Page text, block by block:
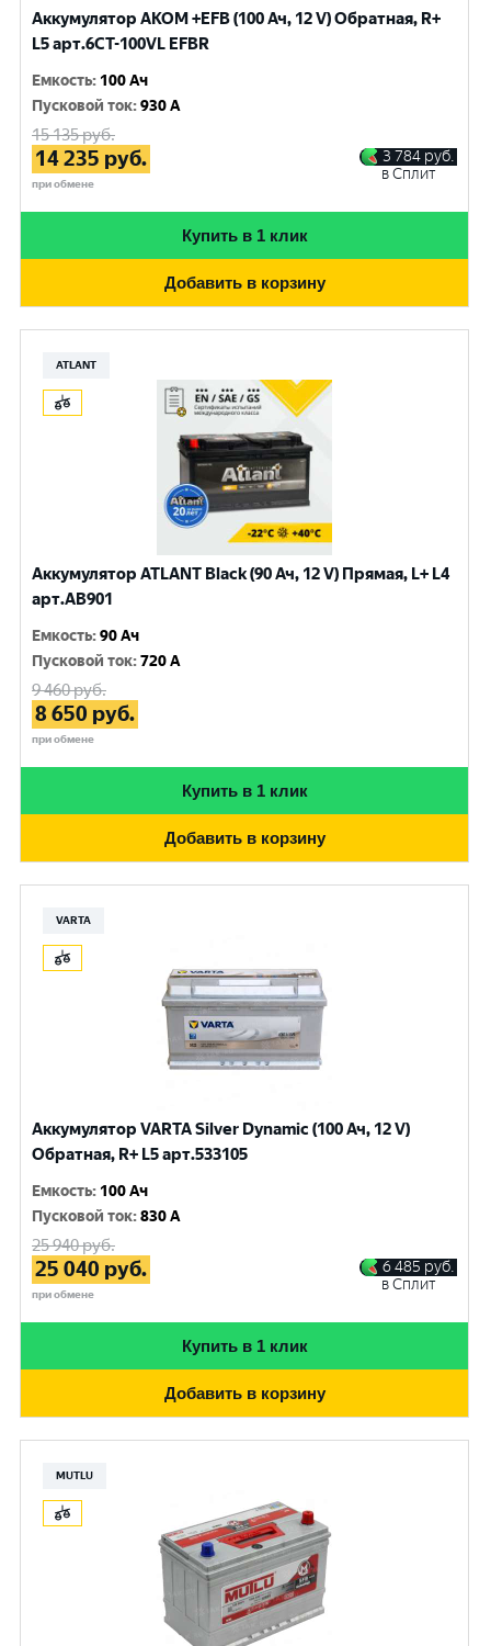
Аккумулятор AKOM +EFB (100 Ач, 12 V) Обратная, R+
L5 арт.6СТ-100VL EFBR
Емкость: 100 Ач
Пусковой ток:930 A
15 135руб.
14 235 руб.
при обмене
3 784 руб.
в Сплит
Купить в 1 клик
Добавить в корзину
ATLANT
Аккумулятор ATLANT Black (90 Ач, 12 V) Прямая, L+ L4
арт.AB901
Емкость:90 Ач
Пусковой ток:720 A
9 460руб.
8 650 руб.
при обмене
Купить в 1 клик
Добавить в корзину
VARTA
Аккумулятор VARTA Silver Dynamic (100 Ач, 12 V)
Обратная, R+ L5 арт.533105
Емкость: 100 Ач
Пусковой ток:830 A
25 940руб.
25 040 руб.
при обмене
6 485 руб.
в Сплит
Купить в 1 клик
Добавить в корзину
MUTLU